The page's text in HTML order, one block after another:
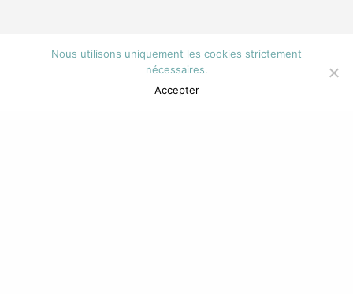
Nous utilisons uniquement les cookies strictement
nécessaires.
Accepter